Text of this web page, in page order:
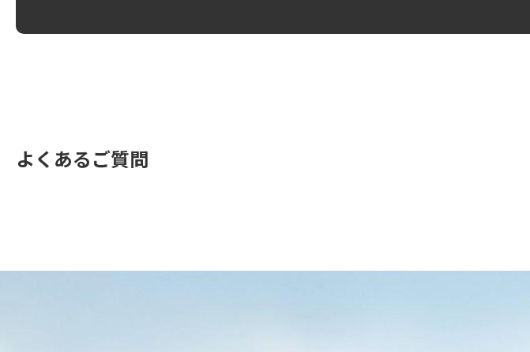
よくあるご質問